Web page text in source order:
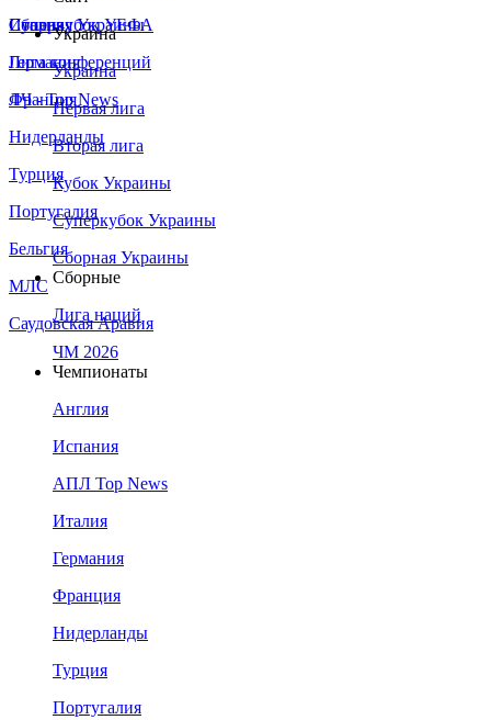
Сборная Украины
Италия
Германия
Франция
Нидерланды
Турция
Португалия
Бельгия
МЛС
Саудовская Аравия
Суперкубок УЕФА
Лига конференций
ЛЧ - Top News
Украина
Украина
Первая лига
Вторая лига
Кубок Украины
Суперкубок Украины
Сборная Украины
Сборные
Лига наций
ЧМ 2026
Чемпионаты
Англия
Испания
АПЛ Top News
Италия
Германия
Франция
Нидерланды
Турция
Португалия